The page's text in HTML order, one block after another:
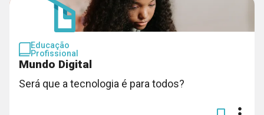
Educação
Profissional
Mundo Digital
Será que a tecnologia é para todos?